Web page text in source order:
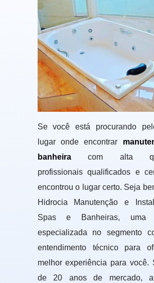
Se você está procurando
lugar onde encontrar
banheiracom alta
profissionais qualificados e
encontrou o lugar certo. Seja
Hidrocia Manutenção e
Spas e Banheiras, uma
especializada no segmento
entendimento técnico para
melhor experiência para você.
de 20 anos de mercado,